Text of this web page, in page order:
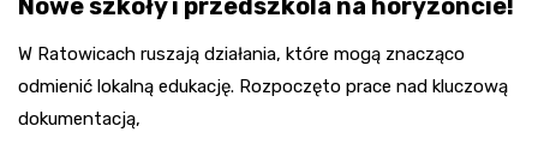
Nowe szkoły i przedszkola na horyzoncie!
W Ratowicach ruszają działania, które mogą znacząco
odmienić lokalną edukację. Rozpoczęto prace nad kluczową
dokumentacją,